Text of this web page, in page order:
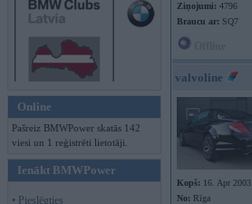
Online
Pašreiz BMWPower skatās 142
viesi un 1 reģistrēti lietotāji.
Ienākt BMWPower
• Pieslēgties
Ziņojumi: 4796
Braucu ar: SQ7
valvoline
Kopš: 16. Apr 2003
No: Rīga